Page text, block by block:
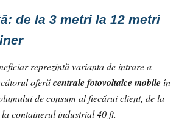
de la 3 metri la 12 metri
reprezintă varianta de intrare a
oferăcentrale fotovoltaice mobileîn
de consum al fiecărui client, de la
containerul industrial 40 ft.